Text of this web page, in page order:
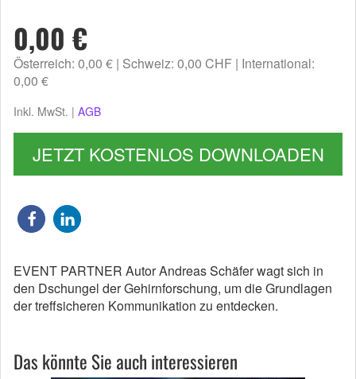
0,00 €
Österreich: 0,00 € Schweiz: 0,00 CHF International:
0,00 €
Inkl. MwSt. | AGB
JETZT KOSTENLOS DOWNLOADEN
EVENT PARTNER Autor Andreas Schäfer wagt sich in
den Dschungel der Gehirnforschung, um die Grundlagen
der treffsicheren Kommunikation zu entdecken.
Das könnte Sie auch interessieren